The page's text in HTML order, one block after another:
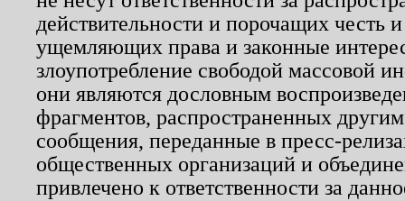
действительности и порочащих честь
ущемляющих права и законные
злоупотребление свободой массовой
они являются дословным
фрагментов, распространенных
сообщения, переданные в пресс-
общественных организаций и
привлечено к ответственности за